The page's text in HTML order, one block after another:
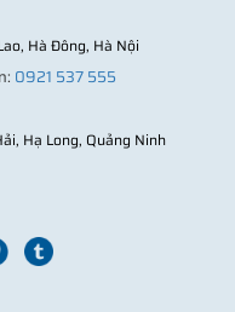
Hà Đông, Hà Nội
0921 537 555
Hạ Long, Quảng Ninh